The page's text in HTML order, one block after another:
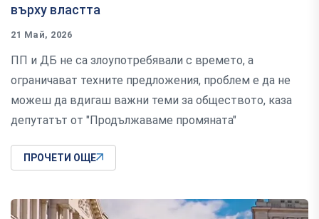
върху властта
21 Май, 2026
ПП и ДБ не са злоупотребявали с времето, а
ограничават техните предложения, проблем е да не
можеш да вдигаш важни теми за обществото, каза
депутатът от "Продължаваме промяната"
ПРОЧЕТИ ОЩЕ